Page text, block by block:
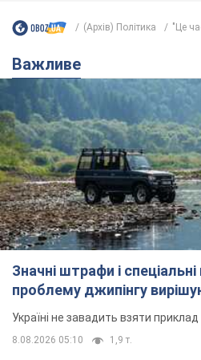
Значні штрафи і спеціальні
проблему джипінгу
Україні не завадить взяти приклад
8.08.2026 05:10 1,9 т.
На Прикарпатті після
спеки пройшла потужна
дороги перетворились на
Відео
Негода накрила Івано-